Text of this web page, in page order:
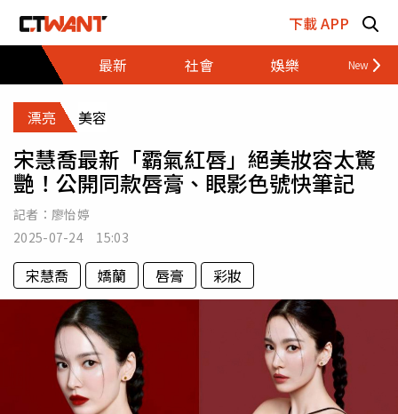
下載 APP
最新
社會 娛樂 財經
漂亮 美容
宋慧喬最新「霸氣紅唇」絕美妝容太驚
艷！公開同款唇膏、眼影色號快筆記
記者： 廖怡婷
2025-07-24 15:03
宋慧喬 嬌蘭 唇膏 彩妝